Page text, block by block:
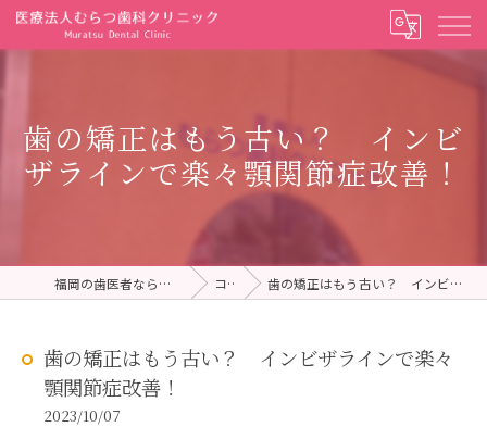
歯の矯正はもう古い？ インビ
ザラインで楽々顎関節症改善！
福岡の歯医者ならむらつ歯科クリニック コラム 歯の矯正はもう古い？ インビザラインで楽々顎関節症改善！
歯の矯正はもう古い？ インビザラインで楽々
顎関節症改善！
2023/10/07